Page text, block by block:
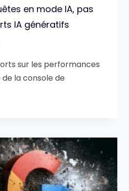
en mode IA, pas
IA génératifs
sur les performances
la console de